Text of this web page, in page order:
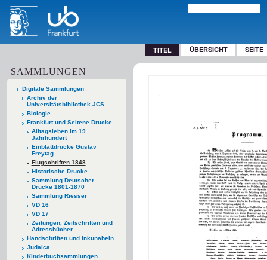
TITEL ÜBERSICHT SEITE
SAMMLUNGEN
Digitale Sammlungen
Archiv der
Universitätsbibliothek JCS
Biologie
Frankfurt und Seltene Drucke
Alltagsleben im 19.
Jahrhundert
Einblattdrucke Gustav
Freytag
Flugschriften 1848
Historische Drucke
Sammlung Deutscher
Drucke 1801-1870
Sammlung Riesser
VD 16
VD 17
Zeitungen, Zeitschriften und
Adressbücher
Handschriften und Inkunabeln
Judaica
Kinderbuchsammlungen